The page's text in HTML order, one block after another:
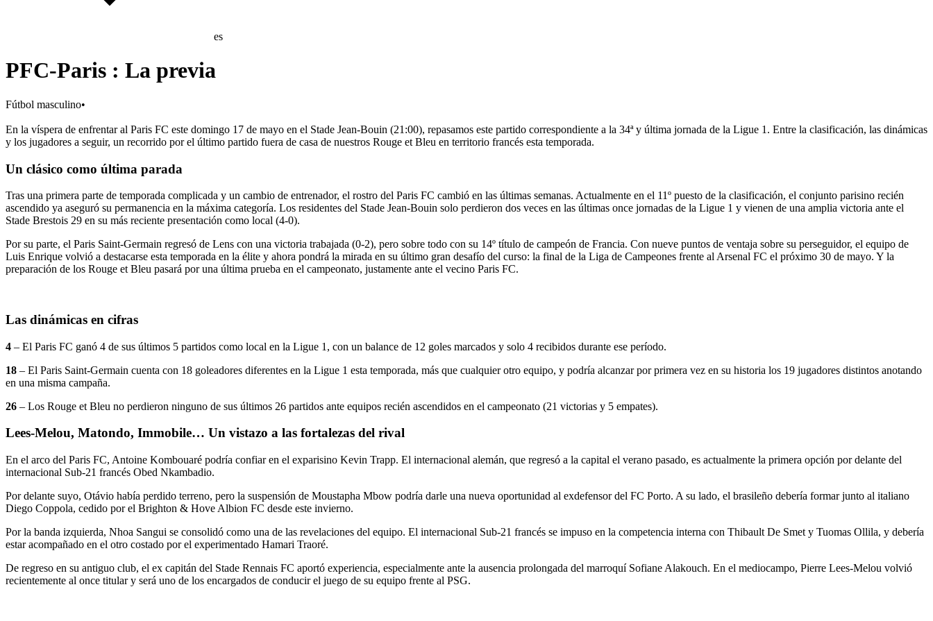
es
PFC-Paris : La previa
Fútbol masculino•
En la víspera de enfrentar al Paris FC este domingo 17 de mayo en el Stade Jean-Bouin (21:00), repasamos este partido correspondiente a la 34ª y última jornada de la Ligue 1. Entre la clasificación, las dinámicas
y los jugadores a seguir, un recorrido por el último partido fuera de casa de nuestros Rouge et Bleu en territorio francés esta temporada.
Un clásico como última parada
Tras una primera parte de temporada complicada y un cambio de entrenador, el rostro del Paris FC cambió en las últimas semanas. Actualmente en el 11º puesto de la clasificación, el conjunto parisino recién
ascendido ya aseguró su permanencia en la máxima categoría. Los residentes del Stade Jean-Bouin solo perdieron dos veces en las últimas once jornadas de la Ligue 1 y vienen de una amplia victoria ante el
Stade Brestois 29 en su más reciente presentación como local (4-0).
Por su parte, el Paris Saint-Germain regresó de Lens con una victoria trabajada (0-2), pero sobre todo con su 14º título de campeón de Francia. Con nueve puntos de ventaja sobre su perseguidor, el equipo de
Luis Enrique volvió a destacarse esta temporada en la élite y ahora pondrá la mirada en su último gran desafío del curso: la final de la Liga de Campeones frente al Arsenal FC el próximo 30 de mayo. Y la
preparación de los Rouge et Bleu pasará por una última prueba en el campeonato, justamente ante el vecino Paris FC.
Las dinámicas en cifras
4 – El Paris FC ganó 4 de sus últimos 5 partidos como local en la Ligue 1, con un balance de 12 goles marcados y solo 4 recibidos durante ese período.
18 – El Paris Saint-Germain cuenta con 18 goleadores diferentes en la Ligue 1 esta temporada, más que cualquier otro equipo, y podría alcanzar por primera vez en su historia los 19 jugadores distintos anotando
en una misma campaña.
26 – Los Rouge et Bleu no perdieron ninguno de sus últimos 26 partidos ante equipos recién ascendidos en el campeonato (21 victorias y 5 empates).
Lees-Melou, Matondo, Immobile… Un vistazo a las fortalezas del rival
En el arco del Paris FC, Antoine Kombouaré podría confiar en el exparisino Kevin Trapp. El internacional alemán, que regresó a la capital el verano pasado, es actualmente la primera opción por delante del
internacional Sub-21 francés Obed Nkambadio.
Por delante suyo, Otávio había perdido terreno, pero la suspensión de Moustapha Mbow podría darle una nueva oportunidad al exdefensor del FC Porto. A su lado, el brasileño debería formar junto al italiano
Diego Coppola, cedido por el Brighton & Hove Albion FC desde este invierno.
Por la banda izquierda, Nhoa Sangui se consolidó como una de las revelaciones del equipo. El internacional Sub-21 francés se impuso en la competencia interna con Thibault De Smet y Tuomas Ollila, y debería
estar acompañado en el otro costado por el experimentado Hamari Traoré.
De regreso en su antiguo club, el ex capitán del Stade Rennais FC aportó experiencia, especialmente ante la ausencia prolongada del marroquí Sofiane Alakouch. En el mediocampo, Pierre Lees-Melou volvió
recientemente al once titular y será uno de los encargados de conducir el juego de su equipo frente al PSG.